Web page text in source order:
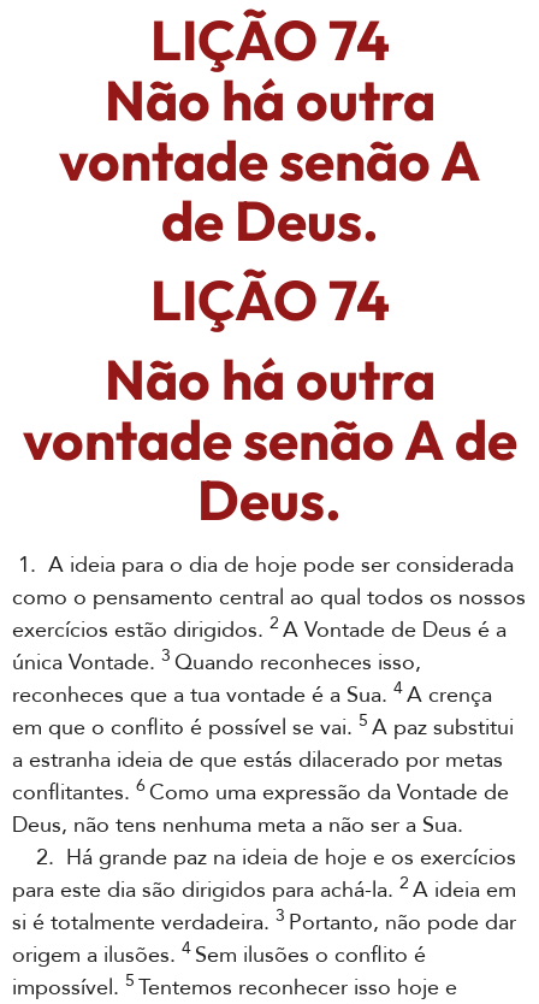
LIÇÃO 74
Não há outra
vontade senão A
de Deus.
LIÇÃO 74
Não há outra
vontade senão A de
Deus.
1. A ideia para o dia de hoje pode ser considerada
como o pensamento central ao qual todos os nossos
exercícios estão dirigidos. 2 A Vontade de Deus é a
única Vontade. 3 Quando reconheces isso,
reconheces que a tua vontade é a Sua. 4A crença
em que o conflito é possível se vai. 5 A paz substitui
a estranha ideia de que estás dilacerado por metas
conflitantes. 6Como uma expressão da Vontade de
Deus, não tens nenhuma meta a não ser a Sua.
2. Há grande paz na ideia de hoje e os exercícios
para este dia são dirigidos para achá-la. 2 A ideia em
si é totalmente verdadeira. 3 Portanto, não pode dar
origem a ilusões. 4 Sem ilusões o conflito é
impossível. 5 Tentemos reconhecer isso hoje e